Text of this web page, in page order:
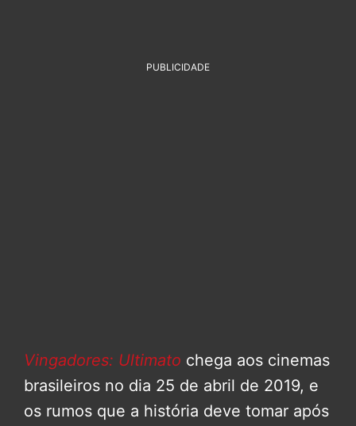
PUBLICIDADE
Vingadores: Ultimato chega aos cinemas
brasileiros no dia 25 de abril de 2019, e
os rumos que a história deve tomar após